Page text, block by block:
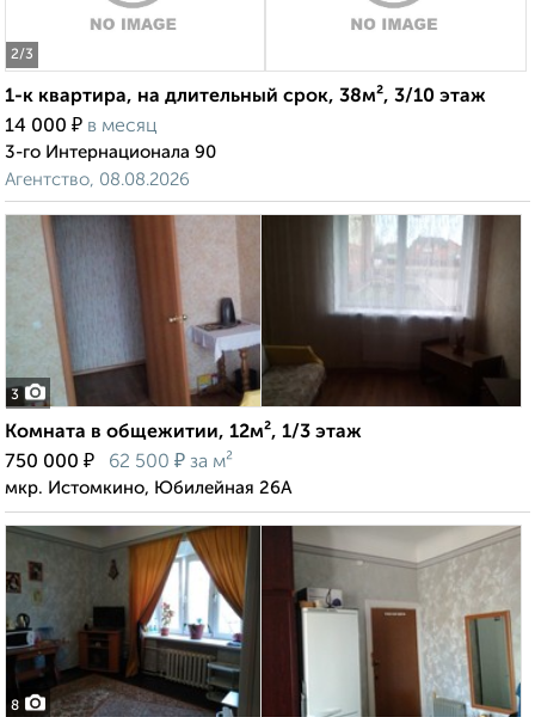
2/3
1-к квартира, на длительный срок, 38м², 3/10 этаж
14 000 ₽ в месяц
3-го Интернационала 90
Агентство, 08.08.2026
3
Комната в общежитии, 12м², 1/3 этаж
750 000 ₽ 62 500 ₽ за м²
мкр. Истомкино, Юбилейная 26А
8